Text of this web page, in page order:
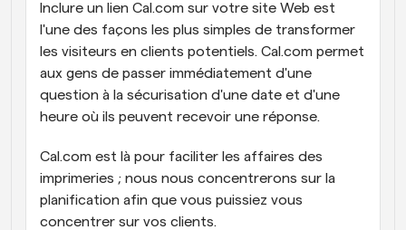
Inclure un lien Cal.com sur votre site Web est
l'une des façons les plus simples de transformer
les visiteurs en clients potentiels. Cal.com permet
aux gens de passer immédiatement d'une
question à la sécurisation d'une date et d'une
heure où ils peuvent recevoir une réponse.
Cal.com est là pour faciliter les affaires des
imprimeries ; nous nous concentrerons sur la
planification afin que vous puissiez vous
concentrer sur vos clients.